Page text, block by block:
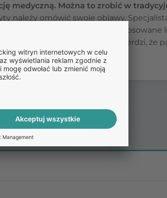
medyczną. Można to zrobić w
należy omówić swoje objawy.
towarzyszące, alergie i stosowane
pacjenta. Jeśli lekarz stwierdzi, że
w każdej aptece.